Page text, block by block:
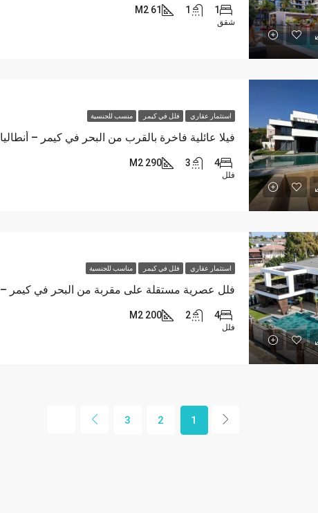
1
1
61 M2
شقق
استثمار عقاري فلل في كيمر منسب للجنسية
فيلا عائلية فاخرة بالقرب من البحر في كيمر – أنطاليا
4
3
290 M2
فلل
استثمار عقاري فلل في كيمر مناسب للجنسية
4
2
200 M2
فلل
1
2
3